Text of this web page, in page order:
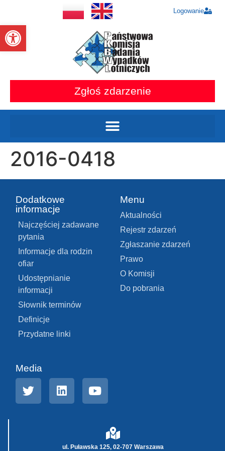
Otwórz pasek narzędzi
Logowanie
Zgłoś zdarzenie
2016-0418
Dodatkowe
informacje
Najczęściej zadawane
pytania
Informacje dla rodzin
ofiar
Udostępnianie
informacji
Słownik terminów
Definicje
Przydatne linki
Menu
Aktualności
Rejestr zdarzeń
Zgłaszanie zdarzeń
Prawo
O Komisji
Do pobrania
Media
ul. Puławska 125, 02-707 Warszawa